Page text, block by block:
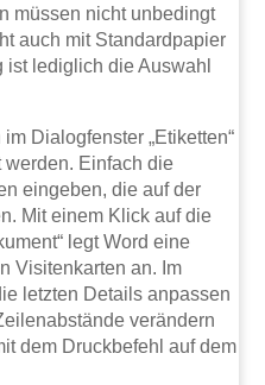
müssen nicht unbedingt
auch mit Standardpapier
lediglich die Auswahl
Dialogfenster „Etiketten“
Einfach die
eingeben, die auf der
Mit einem Klick auf die
legt Word eine
Visitenkarten an. Im
letzten Details anpassen
verändern
dem Druckbefehl auf dem